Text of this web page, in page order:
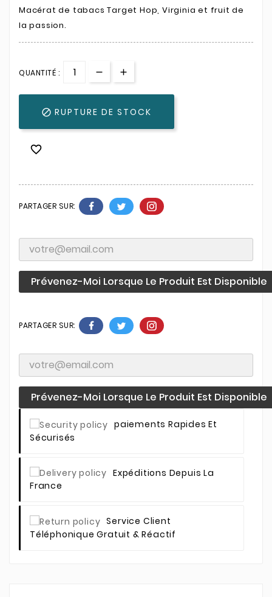
Macérat de tabacs Target Hop, Virginia et fruit de
la passion.
QUANTITÉ :
 RUPTURE DE STOCK

PARTAGER SUR:
Prévenez-Moi Lorsque Le Produit Est Disponible
PARTAGER SUR:
Prévenez-Moi Lorsque Le Produit Est Disponible
Paiements Rapides Et
Sécurisés
Expéditions Depuis La
France
Service Client
Téléphonique Gratuit & Réactif